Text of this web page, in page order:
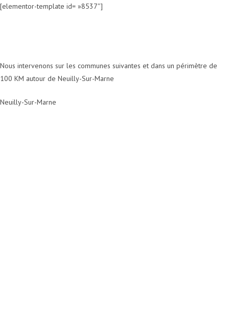
[elementor-template id= »8537″]
Nous intervenons sur les communes suivantes et dans un périmètre de
100 KM autour de Neuilly-Sur-Marne
Neuilly-Sur-Marne